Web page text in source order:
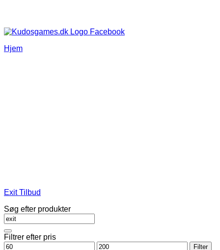
Hjem
Exit Tilbud
Søg efter produkter
Filtrer efter pris
Mindste
Højeste Filter